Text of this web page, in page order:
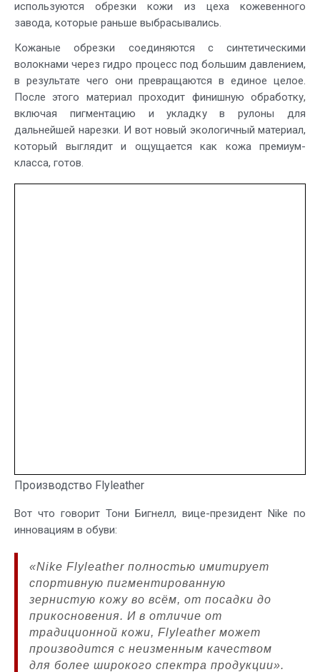
используются обрезки кожи из цеха кожевенного
завода, которые раньше выбрасывались.
Кожаные обрезки соединяются с синтетическими
волокнами через гидро процесс под большим давлением,
в результате чего они превращаются в единое целое.
После этого материал проходит финишную обработку,
включая пигментацию и укладку в рулоны для
дальнейшей нарезки. И вот новый экологичный материал,
который выглядит и ощущается как кожа премиум-
класса, готов.
Производство Flyleather
Вот что говорит Тони Бигнелл, вице-президент Nike по
инновациям в обуви:
«Nike Flyleather полностью имитирует
спортивную пигментированную
зернистую кожу во всём, от посадки до
прикосновения. И в отличие от
традиционной кожи, Flyleather может
производится с неизменным качеством
для более широкого спектра продукции».